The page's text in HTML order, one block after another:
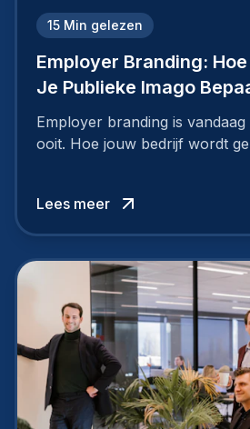
15 Min gelezen
Employer Branding:
Je Publieke Imago
Employer branding is
ooit. Hoe jouw bedrijf wordt
Lees meer